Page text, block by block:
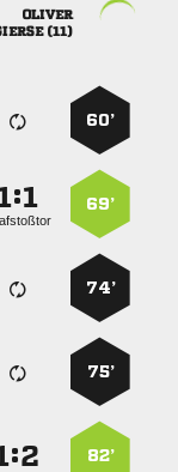


60’
69’
:
74’
75’
82’
: